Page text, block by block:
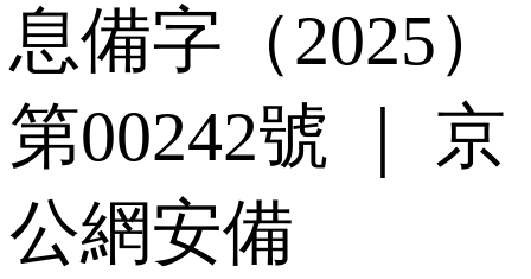
息備字（2025）
第00242號 ｜ 京
公網安備